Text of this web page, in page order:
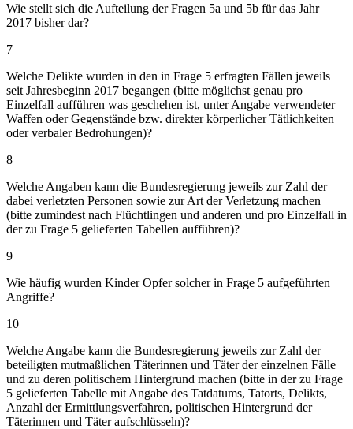
Wie stellt sich die Aufteilung der Fragen 5a und 5b für das Jahr
2017 bisher dar?
7
Welche Delikte wurden in den in Frage 5 erfragten Fällen jeweils
seit Jahresbeginn 2017 begangen (bitte möglichst genau pro
Einzelfall aufführen was geschehen ist, unter Angabe verwendeter
Waffen oder Gegenstände bzw. direkter körperlicher Tätlichkeiten
oder verbaler Bedrohungen)?
8
Welche Angaben kann die Bundesregierung jeweils zur Zahl der
dabei verletzten Personen sowie zur Art der Verletzung machen
(bitte zumindest nach Flüchtlingen und anderen und pro Einzelfall in
der zu Frage 5 gelieferten Tabellen aufführen)?
9
Wie häufig wurden Kinder Opfer solcher in Frage 5 aufgeführten
Angriffe?
10
Welche Angabe kann die Bundesregierung jeweils zur Zahl der
beteiligten mutmaßlichen Täterinnen und Täter der einzelnen Fälle
und zu deren politischem Hintergrund machen (bitte in der zu Frage
5 gelieferten Tabelle mit Angabe des Tatdatums, Tatorts, Delikts,
Anzahl der Ermittlungsverfahren, politischen Hintergrund der
Täterinnen und Täter aufschlüsseln)?